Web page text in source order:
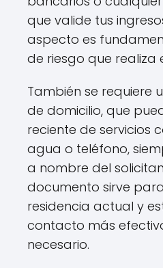
que valide tus
aspecto es
de riesgo que realiza
También se requiere
de domicilio, que
reciente de servicios
agua o teléfono,
a nombre del
documento sirve
residencia actual y
contacto más
necesario.